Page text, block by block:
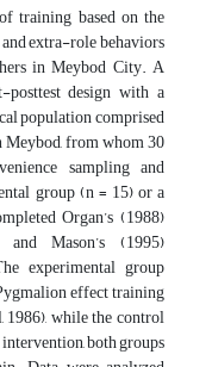
training based on the
extra-role behaviors
in Meybod City. A
posttest design with a
population comprised
from whom 30
sampling and
group (n = 15) or a
Organ’s (1988)
Mason’s (1995)
experimental group
effect training
1986), while the control
both groups